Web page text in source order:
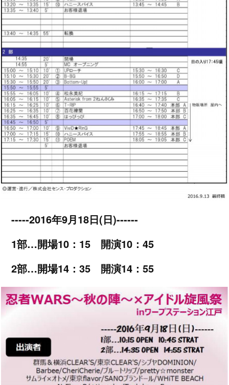
-----2016年9月18日(日)------
1部…開場10：15 開演10：45
2部…開場14：35 開演14：55